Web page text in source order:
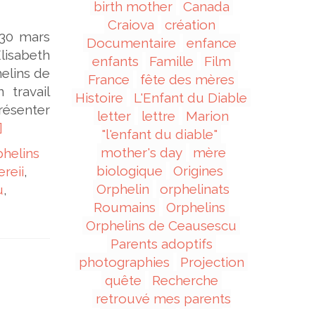
mars
de
travail
,
,
birth mother
Canada
Craiova
création
Documentaire
enfance
enfants
Famille
Film
France
fête des mères
Histoire
L'Enfant du Diable
letter
lettre
Marion
"l'enfant du diable"
mother's day
mère
biologique
Origines
Orphelin
orphelinats
Roumains
Orphelins
Orphelins de Ceausescu
Parents adoptifs
photographies
Projection
quête
Recherche
retrouvé mes parents